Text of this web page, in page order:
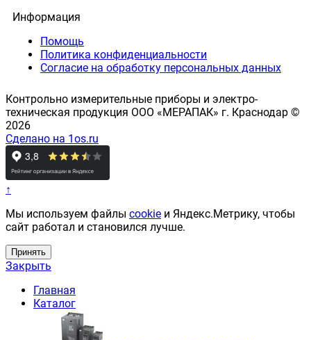
Информация
Помощь
Политика конфиденциальности
Согласие на обработку персональных данных
Контрольно измерительные приборы и электро-
техническая продукция ООО «МЕРАПАК» г. Краснодар ©
2026
Сделано на 1os.ru
↑
Мы используем файлы cookie и Яндекс.Метрику, чтобы
сайт работал и становился лучше.
Принять
Закрыть
Главная
Каталог